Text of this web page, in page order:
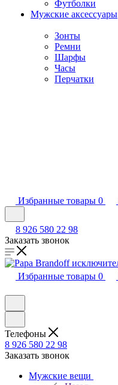
Футболки
Мужские аксессуары
Зонты
Ремни
Шарфы
Часы
Перчатки
Избранные товары 0
8 926 580 22 98
Заказать звонок
Избранные товары 0
Телефоны
8 926 580 22 98
Заказать звонок
Мужские вещи